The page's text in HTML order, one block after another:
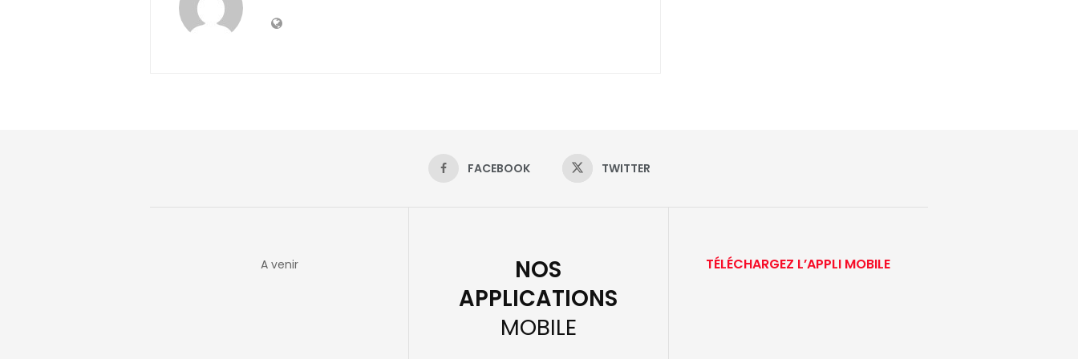
FACEBOOK TWITTER
A venir
NOS
APPLICATIONS
MOBILE
TÉLÉCHARGEZ L’APPLI MOBILE